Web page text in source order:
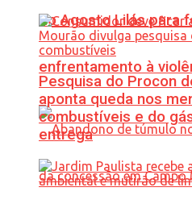
do Agosto Lilás para
enfrentamento à
Pesquisa do Procon
aponta queda nos
combustíveis e do
entrega